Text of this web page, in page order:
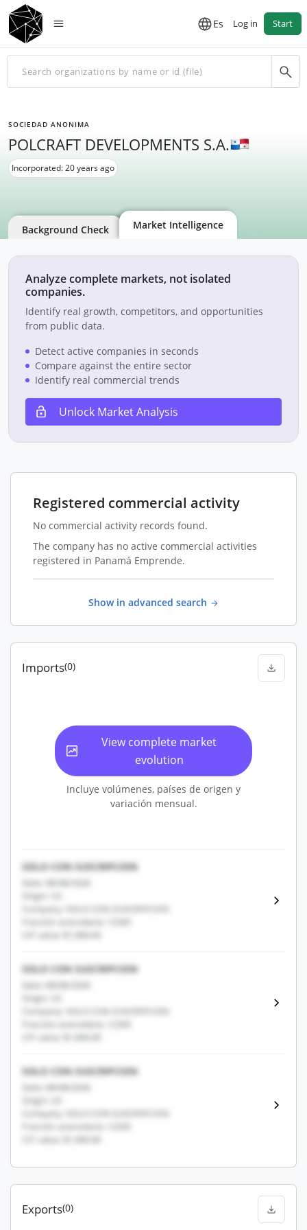
Es Log in Start
SOCIEDAD ANONIMA
POLCRAFT DEVELOPMENTS S.A.
Incorporated: 20 years ago
Background Check Market Intelligence
Analyze complete markets, not isolated
companies.
Identify real growth, competitors, and opportunities
from public data.
Detect active companies in seconds
Compare against the entire sector
Identify real commercial trends
Unlock Market Analysis
Registered commercial activity
No commercial activity records found.
The company has no active commercial activities
registered in Panamá Emprende.
Show in advanced search
Imports(0)
View complete market
evolution
Incluye volúmenes, países de origen y
variación mensual.
SOLO CON SUSCRIPCION
Date: 08/08/2026
Origin: US
Company: SOLO CON SUSCRIPCION
Fracción arancelaria: 12345
CIF value: $1,000.00
SOLO CON SUSCRIPCION
Date: 08/08/2026
Origin: US
Company: SOLO CON SUSCRIPCION
Fracción arancelaria: 12345
CIF value: $1,000.00
SOLO CON SUSCRIPCION
Date: 08/08/2026
Origin: US
Company: SOLO CON SUSCRIPCION
Fracción arancelaria: 12345
CIF value: $1,000.00
Exports(0)